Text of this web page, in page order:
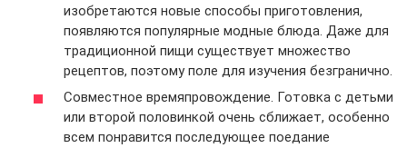
изобретаются новые способы приготовления,
появляются популярные модные блюда. Даже для
традиционной пищи существует множество
рецептов, поэтому поле для изучения безгранично.
Совместное времяпровождение. Готовка с детьми
или второй половинкой очень сближает, особенно
всем понравится последующее поедание